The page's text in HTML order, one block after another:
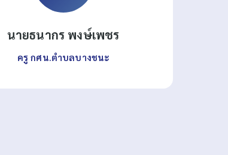
นายธนากร พงษ์เพชร
ครู กศน.ตำบลบางชนะ